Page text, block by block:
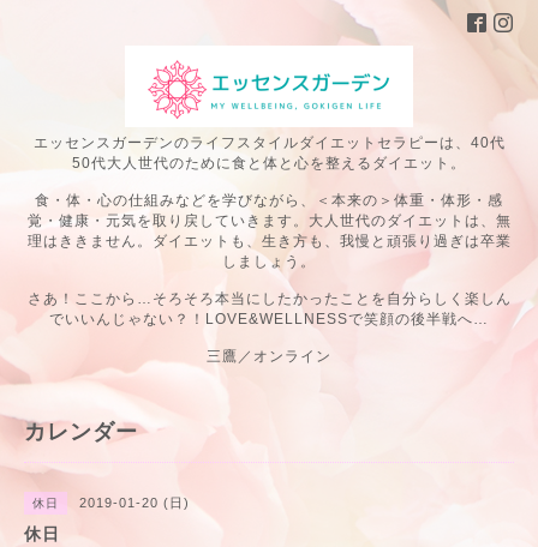
エッセンスガーデンのライフスタイルダイエットセラピーは、40代
50代大人世代のために食と体と心を整えるダイエット。
食・体・心の仕組みなどを学びながら、＜本来の＞体重・体形・感
覚・健康・元気を取り戻していきます。大人世代のダイエットは、無
理はききません。ダイエットも、生き方も、我慢と頑張り過ぎは卒業
しましょう。
さあ！ここから…そろそろ本当にしたかったことを自分らしく楽しん
でいいんじゃない？！LOVE&WELLNESSで笑顔の後半戦へ…
三鷹／オンライン
カレンダー
休日 2019-01-20 (日)
休日